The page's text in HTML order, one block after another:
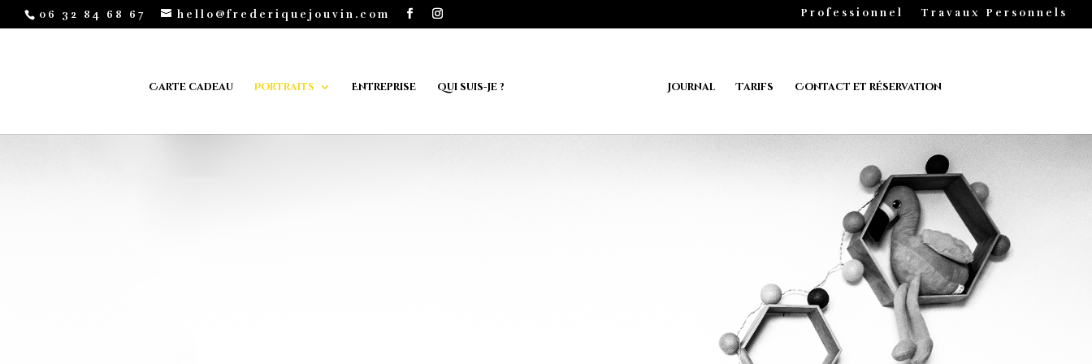
06 32 84 68 67 hello@frederiquejouvin.com Professionnel Travaux Personnels
Carte cadeau Portraits Entreprise Qui suis-je ? Journal Tarifs Contact et réservation